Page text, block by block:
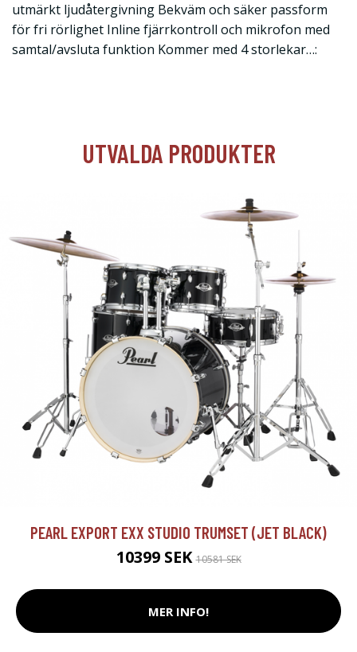
utmärkt ljudåtergivning Bekväm och säker passform
för fri rörlighet Inline fjärrkontroll och mikrofon med
samtal/avsluta funktion Kommer med 4 storlekar…:
UTVALDA PRODUKTER
PEARL EXPORT EXX STUDIO TRUMSET (JET BLACK)
10399 SEK10581 SEK
MER INFO!